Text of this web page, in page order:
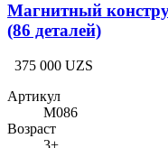
Магнитный
(86 деталей)
375 000 UZS
Артикул
M086
Возраст
3+